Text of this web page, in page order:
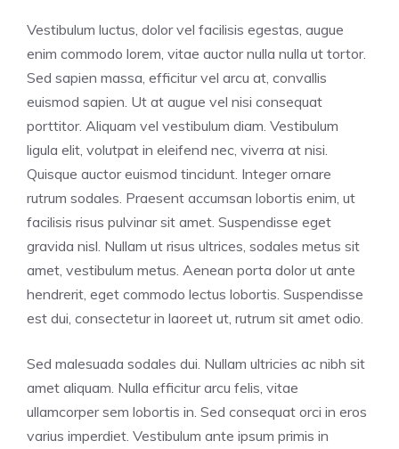
Vestibulum luctus, dolor vel facilisis egestas, augue
enim commodo lorem, vitae auctor nulla nulla ut tortor.
Sed sapien massa, efficitur vel arcu at, convallis
euismod sapien. Ut at augue vel nisi consequat
porttitor. Aliquam vel vestibulum diam. Vestibulum
ligula elit, volutpat in eleifend nec, viverra at nisi.
Quisque auctor euismod tincidunt. Integer ornare
rutrum sodales. Praesent accumsan lobortis enim, ut
facilisis risus pulvinar sit amet. Suspendisse eget
gravida nisl. Nullam ut risus ultrices, sodales metus sit
amet, vestibulum metus. Aenean porta dolor ut ante
hendrerit, eget commodo lectus lobortis. Suspendisse
est dui, consectetur in laoreet ut, rutrum sit amet odio.
Sed malesuada sodales dui. Nullam ultricies ac nibh sit
amet aliquam. Nulla efficitur arcu felis, vitae
ullamcorper sem lobortis in. Sed consequat orci in eros
varius imperdiet. Vestibulum ante ipsum primis in